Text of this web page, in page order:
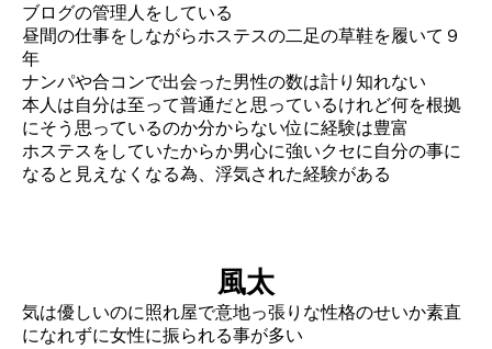
ブログの管理人をしている
昼間の仕事をしながらホステスの二足の草鞋を履いて９
年
ナンパや合コンで出会った男性の数は計り知れない
本人は自分は至って普通だと思っているけれど何を根拠
にそう思っているのか分からない位に経験は豊富
ホステスをしていたからか男心に強いクセに自分の事に
なると見えなくなる為、浮気された経験がある
風太
気は優しいのに照れ屋で意地っ張りな性格のせいか素直
になれずに女性に振られる事が多い